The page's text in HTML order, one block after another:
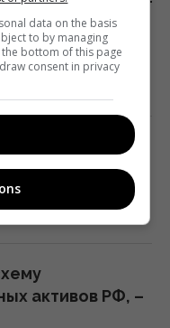
Асада
своего
активов РФ, –
data on the basis
to by managing
bottom of this page
consent in privacy